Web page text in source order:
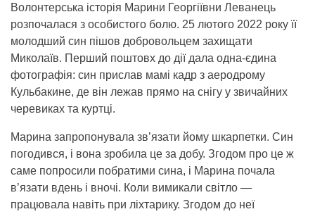
Волонтерська історія Марини Георгіївни Леванець
розпочалася з особистого болю. 25 лютого 2022 року її
молодший син пішов добровольцем захищати
Миколаїв. Перший поштовх до дії дала одна-єдина
фотографія: син прислав мамі кадр з аеродрому
Кульбакине, де він лежав прямо на снігу у звичайних
черевиках та куртці.
Марина запропонувала зв’язати йому шкарпетки. Син
погодився, і вона зробила це за добу. Згодом про це ж
саме попросили побратими сина, і Марина почала
в’язати вдень і вночі. Коли вимикали світло —
працювала навіть при ліхтарику. Згодом до неї